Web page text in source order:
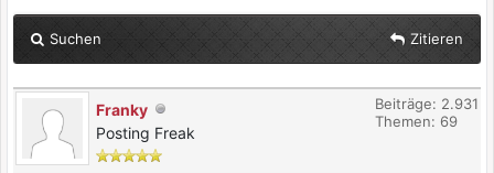
Suchen Zitieren
Franky
Posting Freak
Beiträge: 2.931
Themen: 69